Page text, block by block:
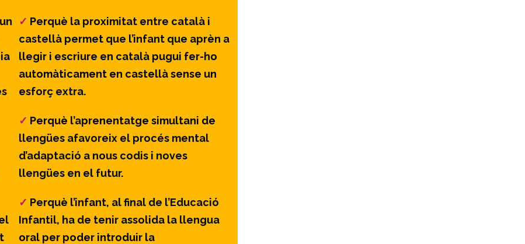
✓ Perquè la proximitat entre català i
castellà permet que l’infant que aprèn a
llegir i escriure en català pugui fer-ho
automàticament en castellà sense un
esforç extra.
✓ Perquè l’aprenentatge simultani de
llengües afavoreix el procés mental
d’adaptació a nous codis i noves
llengües en el futur.
✓ Perquè l’infant, al final de l’Educació
Infantil, ha de tenir assolida la llengua
oral per poder introduir la